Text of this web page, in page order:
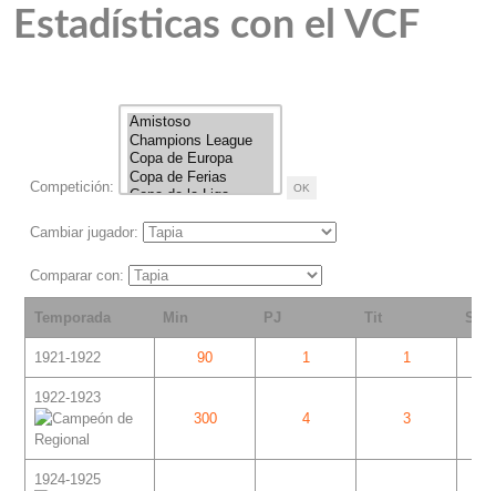
Estadísticas con el VCF
Competición:
Cambiar jugador:
Comparar con:
Temporada Min PJ Tit Sup
1921-1922 90 1 1
1922-1923
300
4 3
1924-1925